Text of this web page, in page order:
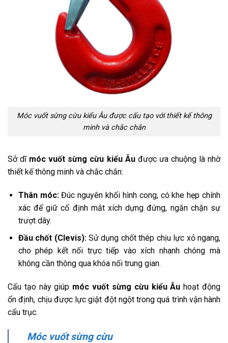
Móc vuốt sừng cừu kiểu Âu được cấu tạo với thiết kế thông
minh và chắc chắn
Sở dĩ móc vuốt sừng cừu kiểu Âuđược ưa chuộng là nhờ
thiết kế thông minh và chắc chắn:
Thân móc:Đúc nguyên khối hình cong, có khe hẹp chính
xác để giữ cố định mắt xích dựng đứng, ngăn chặn sự
trượt dây.
Đầu chốt (Clevis):Sử dụng chốt thép chịu lực xỏ ngang,
cho phép kết nối trực tiếp vào xích nhanh chóng mà
không cần thông qua khóa nối trung gian.
Cấu tạo này giúp móc vuốt sừng cừu kiểu Âu hoạt động
ổn định, chịu được lực giật đột ngột trong quá trình vận hành
cẩu trục.
Móc vuốt sừng cừu